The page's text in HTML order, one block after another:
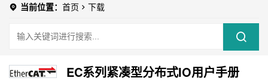
当前位置： 首页 下载
EC系列紧凑型分布式IO用户手册